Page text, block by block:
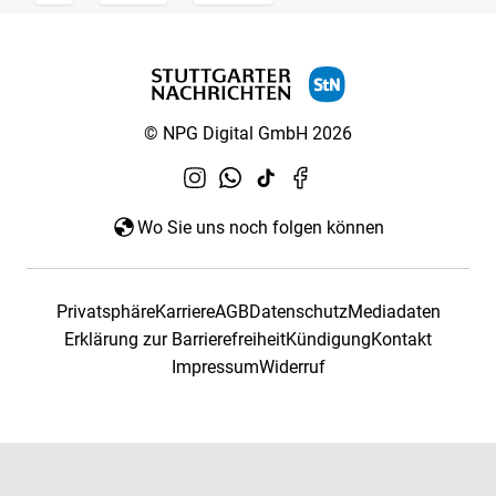
© NPG Digital GmbH 2026
Wo Sie uns noch folgen können
PrivatsphäreKarriereAGBDatenschutzMediadaten
Erklärung zur BarrierefreiheitKündigungKontakt
ImpressumWiderruf